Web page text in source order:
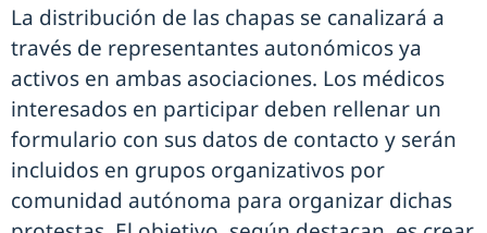
La distribución de las chapas se canalizará a
través de representantes autonómicos ya
activos en ambas asociaciones. Los médicos
interesados en participar deben rellenar un
formulario con sus datos de contacto y serán
incluidos en grupos organizativos por
comunidad autónoma para organizar dichas